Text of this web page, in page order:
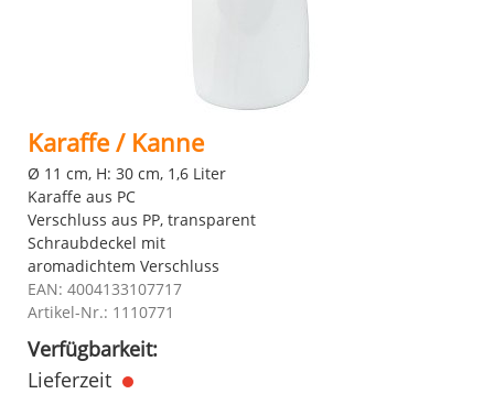
Karaffe / Kanne
Ø 11 cm, H: 30 cm, 1,6 Liter
Karaffe aus PC
Verschluss aus PP, transparent
Schraubdeckel mit
aromadichtem Verschluss
EAN: 4004133107717
Artikel-Nr.: 1110771
Verfügbarkeit:
Lieferzeit